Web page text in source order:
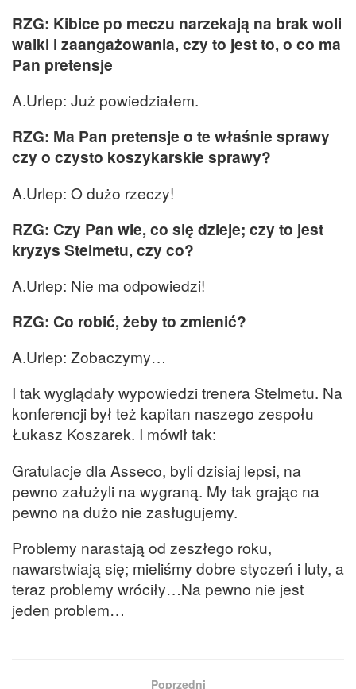
RZG: Kibice po meczu narzekają na brak woli
walki i zaangażowania, czy to jest to, o co ma
Pan pretensje
A.Urlep: Już powiedziałem.
RZG: Ma Pan pretensje o te właśnie sprawy
czy o czysto koszykarskie sprawy?
A.Urlep: O dużo rzeczy!
RZG: Czy Pan wie, co się dzieje; czy to jest
kryzys Stelmetu, czy co?
A.Urlep: Nie ma odpowiedzi!
RZG: Co robić, żeby to zmienić?
A.Urlep: Zobaczymy…
I tak wyglądały wypowiedzi trenera Stelmetu. Na
konferencji był też kapitan naszego zespołu
Łukasz Koszarek. I mówił tak:
Gratulacje dla Asseco, byli dzisiaj lepsi, na
pewno załużyli na wygraną. My tak grając na
pewno na dużo nie zasługujemy.
Problemy narastają od zeszłego roku,
nawarstwiają się; mieliśmy dobre styczeń i luty, a
teraz problemy wróciły…Na pewno nie jest
jeden problem…
Poprzedni